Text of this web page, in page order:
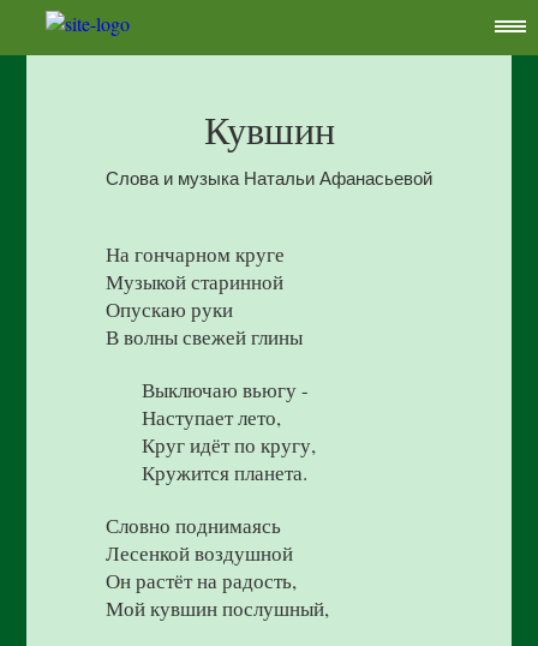
Кувшин
Слова и музыка Натальи Афанасьевой
На гончарном круге
Музыкой старинной
Опускаю руки
В волны свежей глины
Выключаю вьюгу -
Наступает лето,
Круг идёт по кругу,
Кружится планета.
Словно поднимаясь
Лесенкой воздушной
Он растёт на радость,
Мой кувшин послушный,